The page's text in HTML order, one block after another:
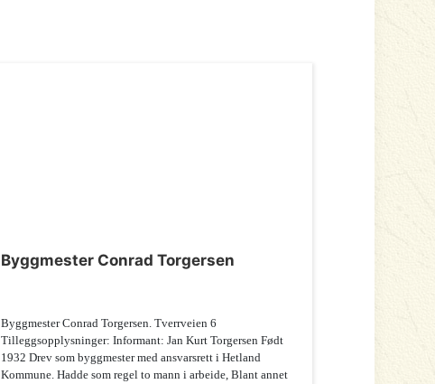
Byggmester Conrad Torgersen
Byggmester Conrad Torgersen. Tverrveien 6
Tilleggsopplysninger: Informant: Jan Kurt Torgersen Født
1932 Drev som byggmester med ansvarsrett i Hetland
Kommune. Hadde som regel to mann i arbeide, Blant annet